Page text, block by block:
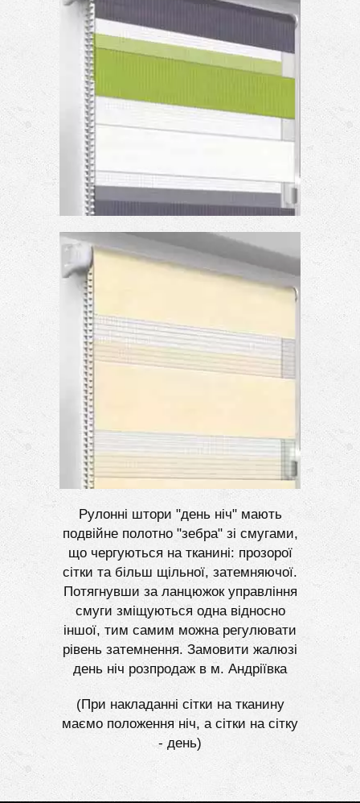
Рулонні штори "день ніч" мають
подвійне полотно "зебра" зі смугами,
що чергуються на тканині: прозорої
сітки та більш щільної, затемняючої.
Потягнувши за ланцюжок управління
смуги зміщуються одна відносно
іншої, тим самим можна регулювати
рівень затемнення. Замовити жалюзі
день ніч розпродаж в м. Андріївка
(При накладанні сітки на тканину
маємо положення ніч, а сітки на сітку
- день)